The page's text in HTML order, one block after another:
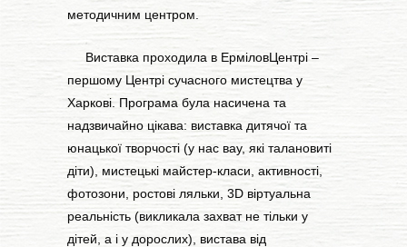
методичним центром.
Виставка проходила в ЕрміловЦентрі –
першому Центрі сучасного мистецтва у
Харкові. Програма була насичена та
надзвичайно цікава: виставка дитячої та
юнацької творчості (у нас вау, які талановиті
діти), мистецькі майстер-класи, активності,
фотозони, ростові ляльки, 3D віртуальна
реальність (викликала захват не тільки у
дітей, а і у дорослих), вистава від